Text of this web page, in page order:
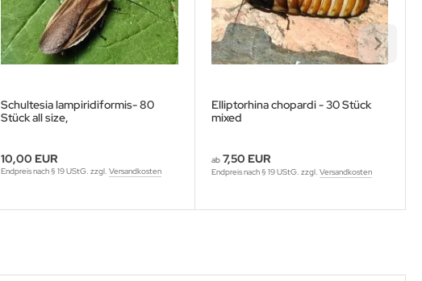
Schultesia lampiridiformis- 80
Stück all size,
10,00 EUR
Endpreis nach § 19 UStG. zzgl.Versandkosten
Elliptorhina chopardi - 30 Stück
mixed
ab 7,50 EUR
Endpreis nach § 19 UStG. zzgl. Versandkosten